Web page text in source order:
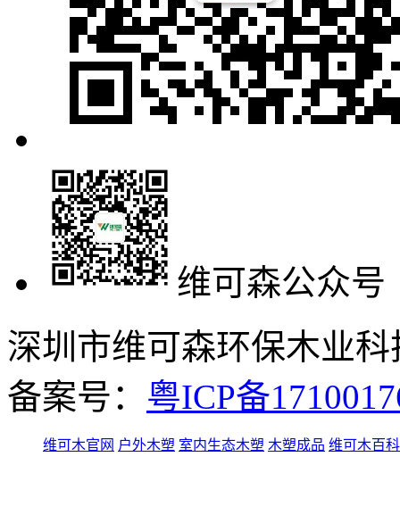
维可森公众号
深圳市维可森环保木业
备案号： 粤ICP备
维可木官网 户外木塑 室内生态木塑 木塑成品 维可木百科